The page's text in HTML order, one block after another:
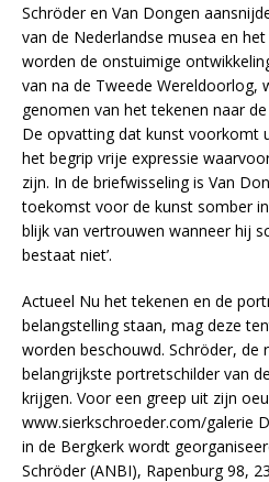
Schröder en Van Dongen
van de Nederlandse musea en
worden de onstuimige
van na de Tweede Wereldoorlog,
genomen van het tekenen naar
De opvatting dat kunst voorkomt
het begrip vrije expressie
zijn. In de briefwisseling is Van
toekomst voor de kunst somber
blijk van vertrouwen wanneer hij
bestaat niet’.
Actueel Nu het tekenen en de
belangstelling staan, mag deze
worden beschouwd. Schröder, de
belangrijkste portretschilder van
krijgen. Voor een greep uit zijn
www.sierkschroeder.com/galerie
in de Bergkerk wordt
Schröder (ANBI), Rapenburg 98,